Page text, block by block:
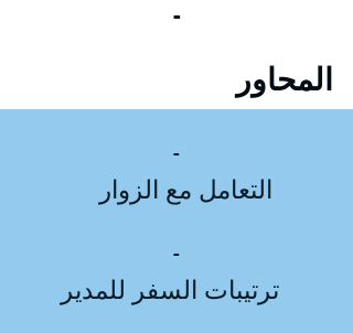
-
-
-
ترتيبات السفر للمدير